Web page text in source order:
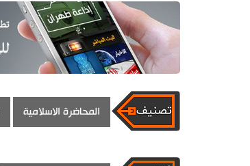
المحاضرة الاسلامية